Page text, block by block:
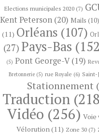
Elections municipales 2020(7)
Kent Peterson (20) Mails (10)
(11) Orléans (107)
(27) Pays-Bas
(5) Pont George-V(19)
Bretonnerie (5) rue Royale (6)
Stationnement
Traduction
Vidéo (256) Voie
Vélorution(11) Zone 30 (7)